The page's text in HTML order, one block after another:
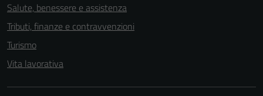
Salute, benessere e assistenza
Tributi, finanze e contravvenzioni
Turismo
Vita lavorativa